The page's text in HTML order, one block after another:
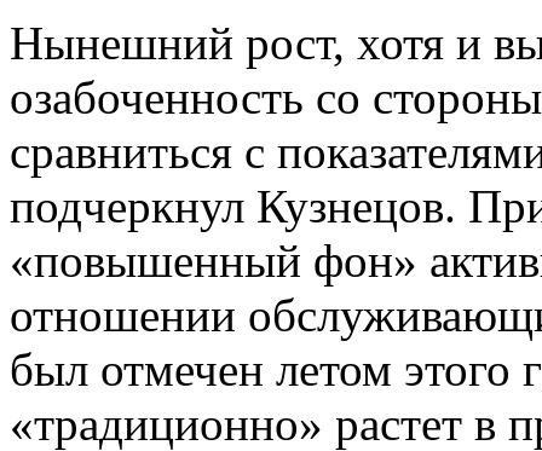
Нынешний рост, хотя и
озабоченность со
сравниться с
подчеркнул Кузнецов.
«повышенный фон»
отношении
был отмечен летом этого
«традиционно» растет в